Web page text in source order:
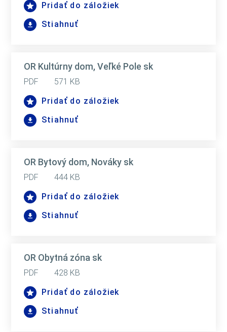
Pridať do záložiek
Stiahnuť
OR Kultúrny dom, Veľké Pole sk
PDF
571 KB
Pridať do záložiek
Stiahnuť
OR Bytový dom, Nováky sk
PDF
444 KB
Pridať do záložiek
Stiahnuť
OR Obytná zóna sk
PDF
428 KB
Pridať do záložiek
Stiahnuť